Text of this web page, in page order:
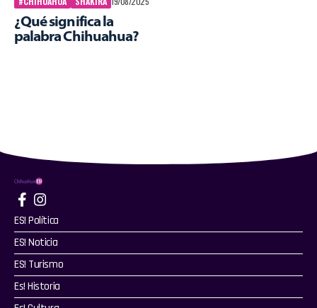
¿Qué significa la
palabra Chihuahua?
ES! Política
ES! Noticia
ES! Turismo
Es! Historia